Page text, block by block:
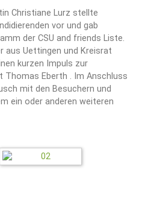
Christiane Lurz stellte
vor und gab
der CSU and friends Liste.
aus Uettingen und Kreisrat
kurzen Impuls zur
Thomas Eberth . Im Anschluss
mit den Besuchern und
ein oder anderen weiteren